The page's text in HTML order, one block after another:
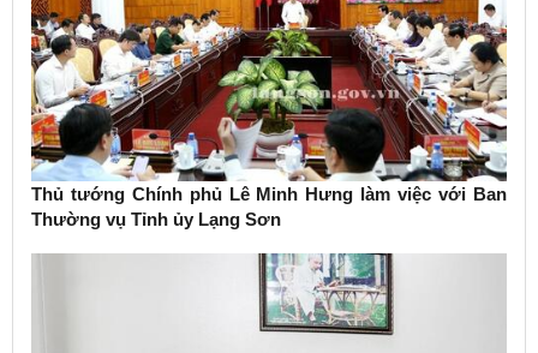
Thủ tướng Chính phủ Lê Minh Hưng làm việc với Ban
Thường vụ Tỉnh ủy Lạng Sơn